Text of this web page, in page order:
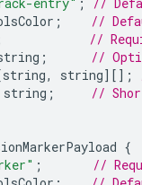
;
//
//
;
//
string, string][];
string ;
//
{
;
//